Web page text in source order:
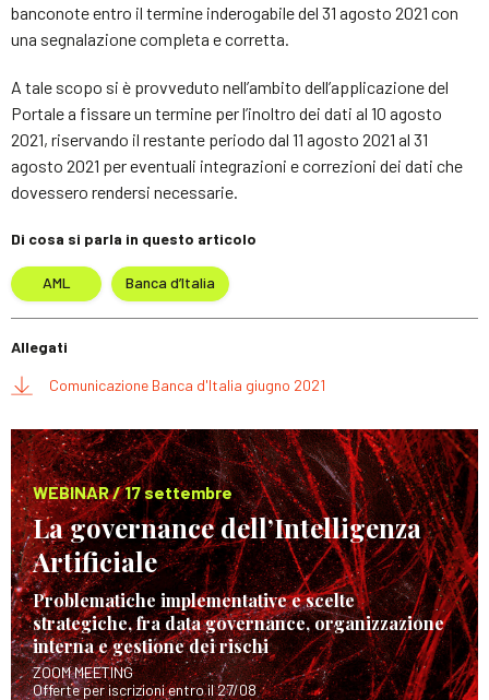
banconote entro il termine inderogabile del 31 agosto 2021 con
una segnalazione completa e corretta.
A tale scopo si è provveduto nell’ambito dell’applicazione del
Portale a fissare un termine per l’inoltro dei dati al 10 agosto
2021, riservando il restante periodo dal 11 agosto 2021 al 31
agosto 2021 per eventuali integrazioni e correzioni dei dati che
dovessero rendersi necessarie.
Di cosa si parla in questo articolo
AML Banca d’Italia
Allegati
Comunicazione Banca d'Italia giugno 2021
WEBINAR / 17 settembre
La governance dell’Intelligenza
Artificiale
Problematiche implementative e scelte
strategiche, fra data governance, organizzazione
interna e gestione dei rischi
ZOOM MEETING
Offerte per iscrizioni entro il 27/08